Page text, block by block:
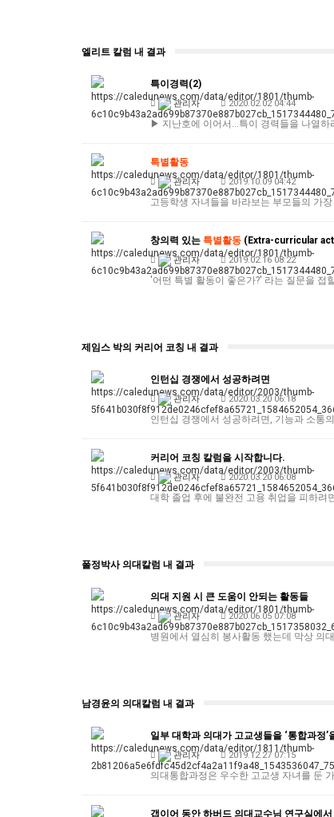
엘리트 칼럼 내 결과
특이경력(2)
관리자 2020.02.02 04:44
▶ 지난호에 이어서...특이 경력들을 나열하
특별활동
관리자 2019.10.09 04:42
고등학생 자녀들을 바라보는 부모들의 가
창의력 있는 특별활동 (Extra-curricular
관리자 2019.02.16 08:22
'어떤 특별 활동이 좋은가?' 라는 질문을 접
제임스 박의 커리어 코칭 내 결과
인턴십 경쟁에서 성공하려면
관리자 2020.03.20 06:18
인턴십 경쟁에서 성공하려면, 기능과 소통
커리어 코칭 칼럼을 시작합니다.
관리자 2020.03.20 06:08
대학 졸업 후에 불완전 고용 취업을 피하
폴정박사 의대칼럼 내 결과
의대 지원 시 큰 도움이 안되는 활동들
관리자 2020.06.05 07:08
병원에서 열심히 봉사활동 했는데 막상 의
남경윤의 의대칼럼 내 결과
일부 대학과 의대가 고교생들을 ‘통합과정’
관리자 2019.12.27 07:15
의대통합과정은 우수한 고교생 자녀를 둔
갭이어 동안 하버드 의대교수님 연구실에